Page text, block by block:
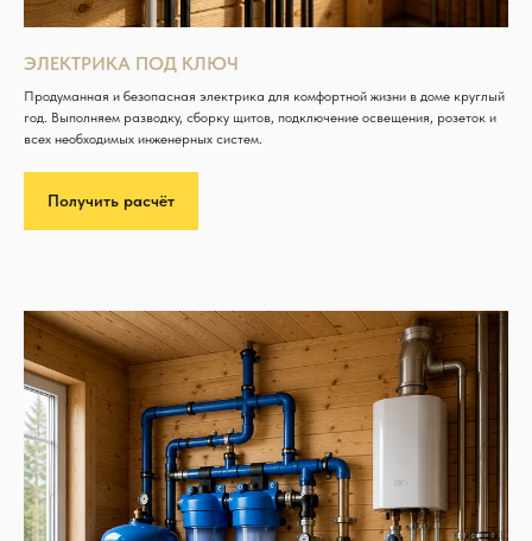
ЭЛЕКТРИКА ПОД КЛЮЧ
Продуманная и безопасная электрика для комфортной жизни в доме круглый
год. Выполняем разводку, сборку щитов, подключение освещения, розеток и
всех необходимых инженерных систем.
Получить расчёт